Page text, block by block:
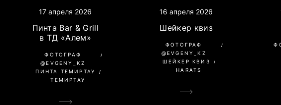
17 апреля 2026
Пинта Bar & Grill
в ТД «Алем»
ФОТОГРАФ
@EVGENY_KZ
ПИНТА ТЕМИРТАУ
ТЕМИРТАУ
16 апреля 2026
Шейкер квиз
ФОТОГРАФ
@EVGENY_KZ
ШЕЙКЕР КВИЗ
HARATS